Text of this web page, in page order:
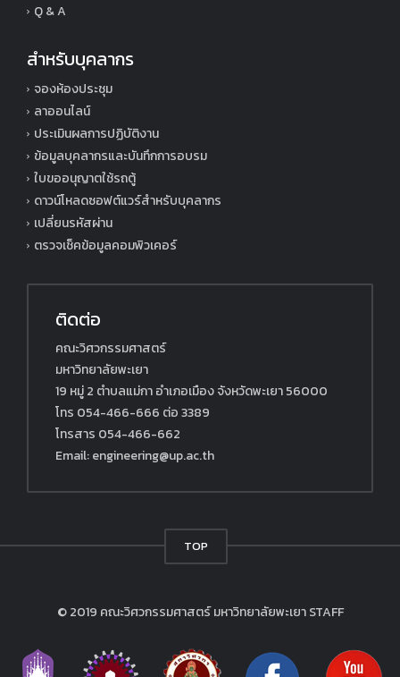
Q & A
สำหรับบุคลากร
จองห้องประชุม
ลาออนไลน์
ประเมินผลการปฏิบัติงาน
ข้อมูลบุคลากรและบันทึกการอบรม
ใบขออนุญาตใช้รถตู้
ดาวน์โหลดซอฟต์แวร์สำหรับบุคลากร
เปลี่ยนรหัสผ่าน
ตรวจเช็คข้อมูลคอมพิวเคอร์
ติดต่อ
คณะวิศวกรรมศาสตร์
มหาวิทยาลัยพะเยา
19 หมู่ 2 ตำบลแม่กา อำเภอเมือง จังหวัดพะเยา 56000
โทร 054-466-666 ต่อ 3389
โทรสาร 054-466-662
Email: engineering@up.ac.th
TOP
© 2019 คณะวิศวกรรมศาสตร์ มหาวิทยาลัยพะเยาSTAFF